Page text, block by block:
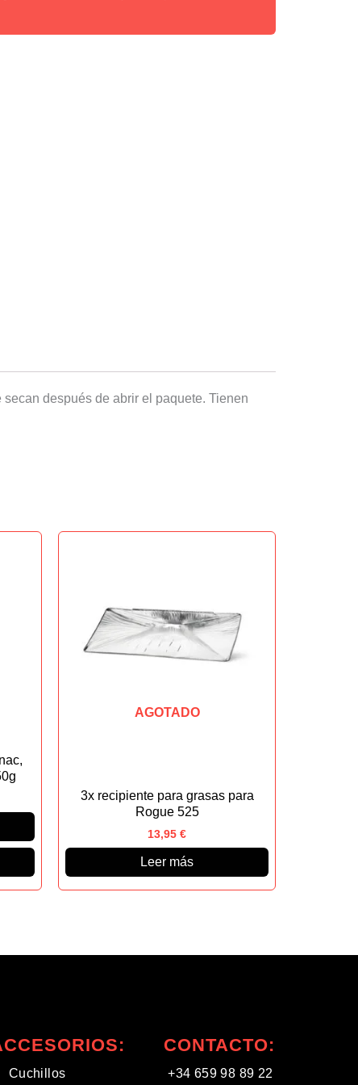
después de abrir el paquete. Tienen
AGOTADO
3x recipiente para grasas para
Rogue 525
13,95 €
Leer más
Cuchillos
CONTACTO:
+34 659 98 89 22